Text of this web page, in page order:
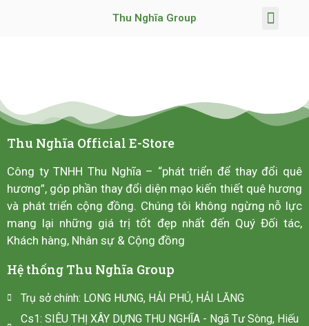
Thu Nghĩa Group
Thu Nghĩa Official E-Store
Công ty TNHH Thu Nghĩa – “phát triển để thay đổi quê
hương”, góp phần thay đổi diện mạo kiến thiết quê hương
và phát triển cộng đồng. Chúng tôi không ngừng nỗ lực
mang lại những giá trị tốt đẹp nhất đến Quý Đối tác,
Khách hàng, Nhân sự & Cộng đồng
Hệ thống Thu Nghĩa Group
Trụ sở chính: LONG HƯNG, HẢI PHÚ, HẢI LĂNG
Cs1: SIÊU THỊ XÂY DỰNG THU NGHĨA - Ngã Tư Sòng, Hiếu